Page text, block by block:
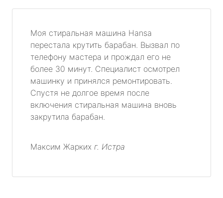
Моя стиральная машина Hansa
перестала крутить барабан. Вызвал по
телефону мастера и прождал его не
более 30 минут. Специалист осмотрел
машинку и принялся ремонтировать.
Спустя не долгое время после
включения стиральная машина вновь
закрутила барабан.
Максим Жарких г. Истра